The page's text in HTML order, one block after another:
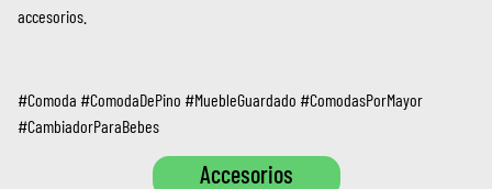
accesorios.
#Comoda #ComodaDePino #MuebleGuardado #ComodasPorMayor
#CambiadorParaBebes
Accesorios